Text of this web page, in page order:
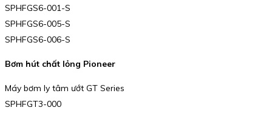
SPHFGS6-001-S
SPHFGS6-005-S
SPHFGS6-006-S
Bơm hút chất lỏng Pioneer
Máy bơm ly tâm ướt GT Series
SPHFGT3-000